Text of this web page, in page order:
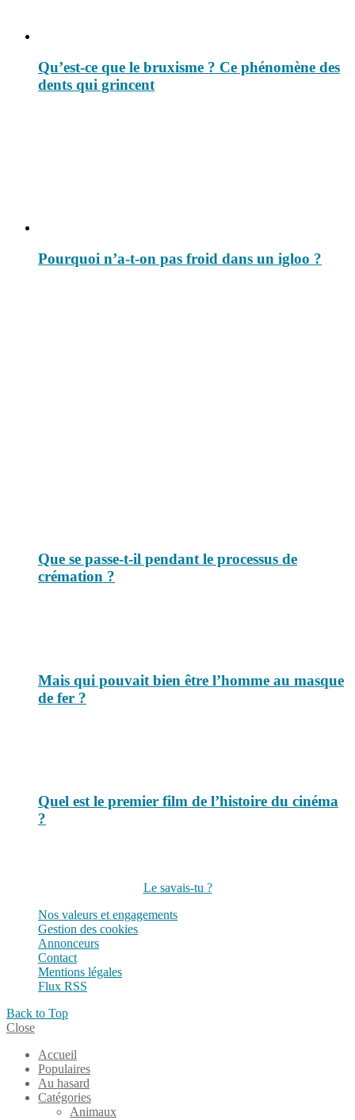
Qu’est-ce que le bruxisme ? Ce phénomène des
dents qui grincent
Pourquoi n’a-t-on pas froid dans un igloo ?
Que se passe-t-il pendant le processus de
crémation ?
Mais qui pouvait bien être l’homme au masque
de fer ?
Quel est le premier film de l’histoire du cinéma
?
Le savais-tu ?
Nos valeurs et engagements
Gestion des cookies
Annonceurs
Contact
Mentions légales
Flux RSS
Back to Top
Close
Accueil
Populaires
Au hasard
Catégories
Animaux